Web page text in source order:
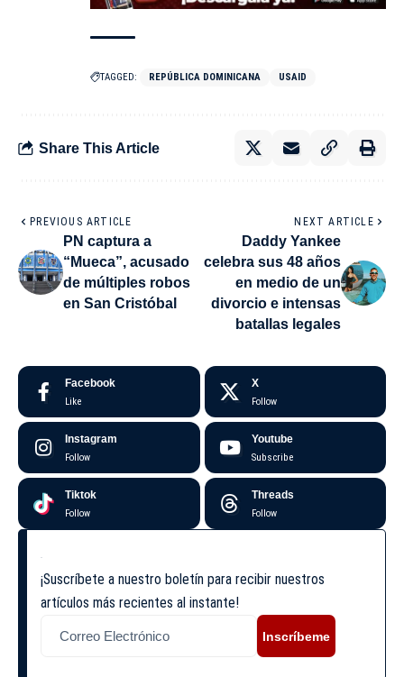
TAGGED: REPÚBLICA DOMINICANA USAID
Share This Article
PREVIOUS ARTICLE
PN captura a
“Mueca”, acusado
de múltiples robos
en San Cristóbal
NEXT ARTICLE
Daddy Yankee
celebra sus 48 años
en medio de un
divorcio e intensas
batallas legales
Facebook
Like
X
Follow
Instagram
Follow
Youtube
Subscribe
Tiktok
Follow
Threads
Follow
¡Suscríbete a nuestro boletín para recibir nuestros
artículos más recientes al instante!
Inscríbeme